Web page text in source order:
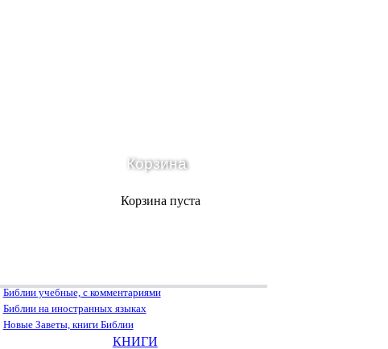
Корзина
Корзина пуста
Библии учебные, с комментариями
Библии на иностранных языках
Новые Заветы, книги Библии
КНИГИ